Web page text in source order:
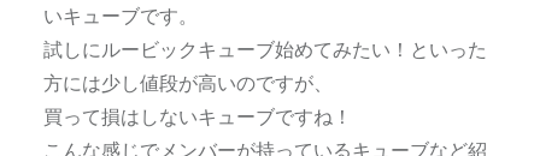
いキューブです。
試しにルービックキューブ始めてみたい！といった
方には少し値段が高いのですが、
買って損はしないキューブですね！
こんな感じでメンバーが持っているキューブなど紹